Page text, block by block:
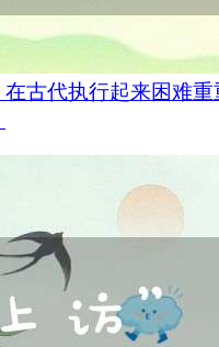
古代执行起来困难